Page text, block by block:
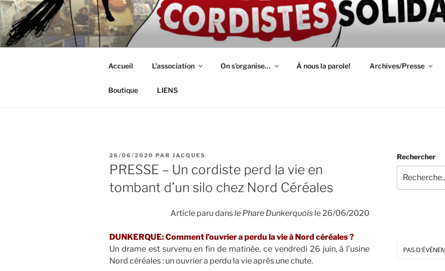
Aller
au
contenu
principal
ASSOCIATION D'AUTODÉFENSE
CORDISTES
Intérimaires, embauché(e)s, indépendant(e)s : lutte, entraide, partage d'infos et
Accueil L’association On s’organise… À nous la parole! Archives/Presse
Boutique LIENS
PUBLIÉ
LE
26/06/2020 PAR JACQUES
PRESSE – Un cordiste perd la vie en
tombant d’un silo chez Nord Céréales
Article paru dansle Phare Dunkerquois le 26/06/2020
DUNKERQUE: Comment l’ouvrier a perdu la vie à Nord céréales ?
Un drame est survenu en fin de matinée, ce vendredi 26 juin, à l’usine
Nord céréales : un ouvrier a perdu la vie après une chute.
Rechercher
PAS